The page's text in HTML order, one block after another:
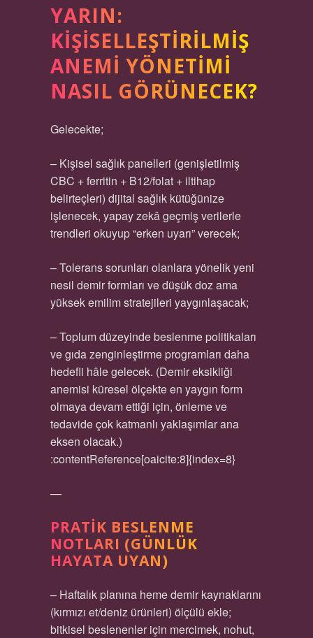
YARIN:
KIŞISELLEŞTIRILMIŞ
ANEMI YÖNETIMI
NASIL GÖRÜNECEK?
Gelecekte;
– Kişisel sağlık panelleri (genişletilmiş
CBC + ferritin + B12/folat + iltihap
belirteçleri) dijital sağlık kütüğünize
işlenecek, yapay zekâ geçmiş verilerle
trendleri okuyup “erken uyarı” verecek;
– Tolerans sorunları olanlara yönelik yeni
nesil demir formları ve düşük doz ama
yüksek emilim stratejileri yaygınlaşacak;
– Toplum düzeyinde beslenme politikaları
ve gıda zenginleştirme programları daha
hedefli hâle gelecek. (Demir eksikliği
anemisi küresel ölçekte en yaygın form
olmaya devam ettiği için, önleme ve
tedavide çok katmanlı yaklaşımlar ana
eksen olacak.)
:contentReference[oaicite:8]{index=8}
—
PRATIK BESLENME
NOTLARI (GÜNLÜK
HAYATA UYAN)
– Haftalık planına heme demir kaynaklarını
(kırmızı et/deniz ürünleri) ölçülü ekle;
bitkisel beslenenler için mercimek, nohut,